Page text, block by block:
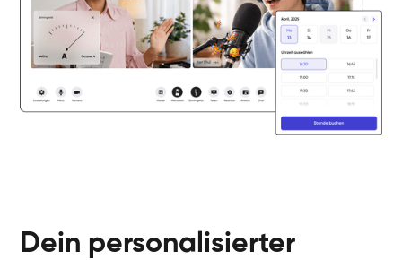
Dein personalisierter